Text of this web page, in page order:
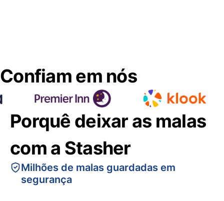
Confiam em nós
Porquê deixar as malas
com a Stasher
Milhões de malas guardadas em
segurança